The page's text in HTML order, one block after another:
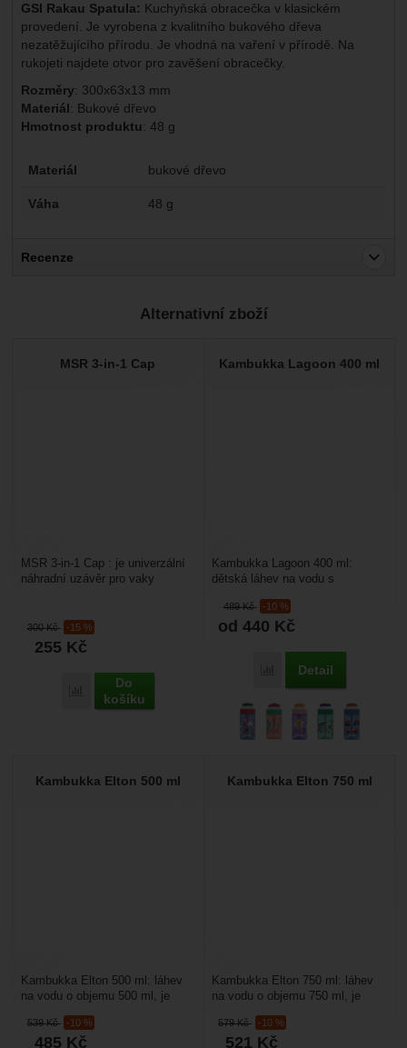
GSI Rakau Spatula: Kuchyňská obracečka v klasickém
provedení. Je vyrobena z kvalitního bukového dřeva
nezatěžujícího přírodu. Je vhodná na vaření v přírodě. Na
rukojeti najdete otvor pro zavěšení obracečky.
Rozměry: 300x63x13 mm
Materiál: Bukové dřevo
Hmotnost produktu: 48 g
Parametry
Materiál bukové dřevo
Váha 48 g
Recenze
Nebyla přidána žádná recenze.
Alternativní zboží
MSR 3-in-1 Cap
300Kč -15 %
255 Kč
Porovnat
Do
košíku
MSR 3-in-1 Cap : je univerzální
náhradní uzávěr pro vaky
Kambukka Lagoon 400 ml
489Kč -10 %
od 440 Kč
Porovnat
Detail
Kambukka Lagoon 400 ml:
dětská láhev na vodu s
těsnícím víčkem které kryje...
Kambukka Elton 500 ml
539Kč -10 %
485 Kč
Kambukka Elton 500 ml: láhev
na vodu o objemu 500 ml, je
moderního tritanu, plastového...
Kambukka Elton 750 ml
579Kč -10 %
521 Kč
Kambukka Elton 750 ml: láhev
na vodu o objemu 750 ml, je
moderního tritanu, plastového...